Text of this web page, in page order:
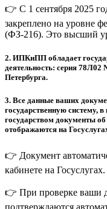
👉 С 1 сентября 2025
закреплено на уровне
(ФЗ-216). Это высший
2. ИПКиПП обладает
деятельность: серия
Петербурга.
3. Все данные ваших
государственную систему,
государством документы
отображаются на
👉 Документ
кабинете на Госуслугах.
👉 При проверке ваши
подтверждаются